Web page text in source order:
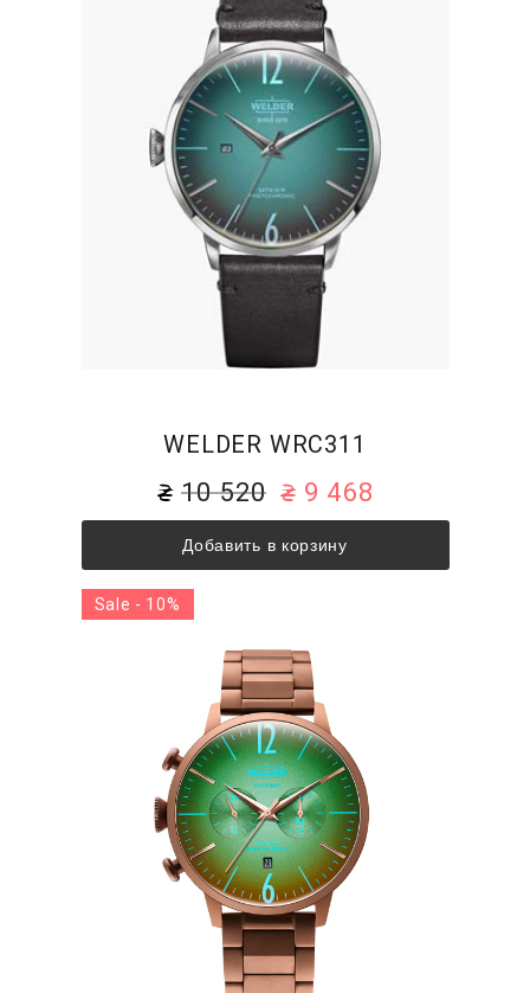
WELDER WRC311
10 520 9 468
Добавить в корзину
Sale - 10%